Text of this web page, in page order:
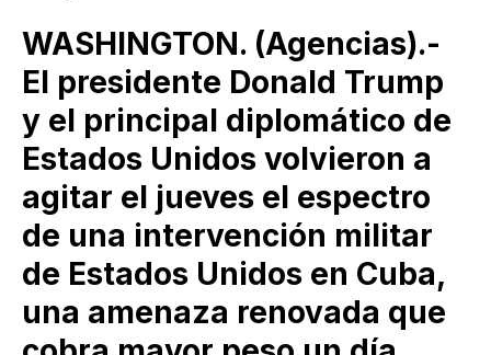
WASHINGTON. (Agencias).-
El presidente Donald Trump
y el principal diplomático de
Estados Unidos volvieron a
agitar el jueves el espectro
de una intervención militar
de Estados Unidos en Cuba,
una amenaza renovada que